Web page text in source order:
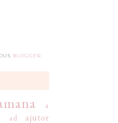
BLOGGER.
a
ad ajutor